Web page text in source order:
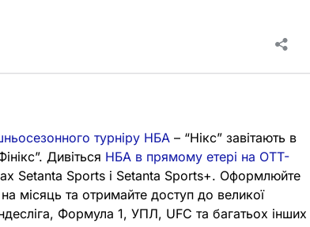
турніру НБА – “Нікс” завітають в
Дивіться НБА в прямому етері на OTT-
Setanta Sports і Setanta Sports+. Оформлюйте
місяць та отримайте доступ до великої
Формула 1, УПЛ, UFC та багатьох інших